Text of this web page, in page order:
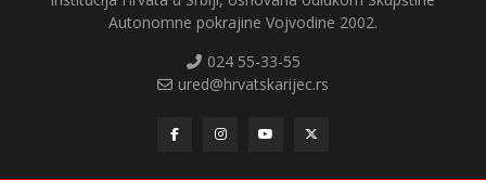
Autonomne pokrajine Vojvodine 2002.
024 55-33-55
ured@hrvatskarijec.rs